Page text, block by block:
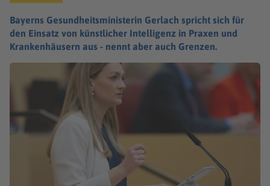
Bayerns Gesundheitsministerin Gerlach spricht sich für
den Einsatz von künstlicher Intelligenz in Praxen und
Krankenhäusern aus - nennt aber auch Grenzen.